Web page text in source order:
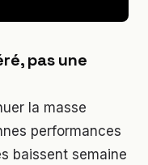
pas une
la masse
performances
baissent semaine